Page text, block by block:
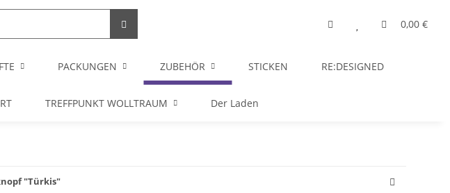
0,00 €
PACKUNGEN ZUBEHÖR STICKEN RE:DESIGNED
TREFFPUNKT WOLLTRAUM Der Laden
"Türkis"